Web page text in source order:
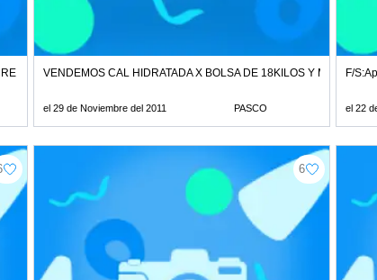
IMPORTADO ROJO RPM:#211220
VENDEMOS CAL HIDRATADA X BOLSA DE 18KILOS Y MAS
el 29 de Noviembre del 2011 PASCO
F/
el 22
6